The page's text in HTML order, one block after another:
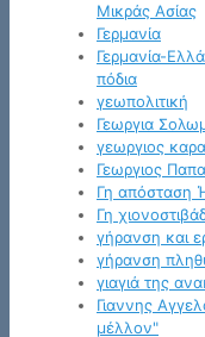
Μικράς Ασίας
Γερμανία
Γερμανία-
πόδια
γεωπολιτική
Γεωργια
γεωργιος
Γεωργιος
Γη απόσταση
Γη
γήρανση και
γήρανση
γιαγιά της
Γιαννης
μέλλον"